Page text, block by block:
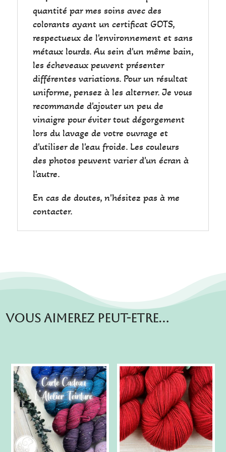
quantité par mes soins avec des
colorants ayant un certificat GOTS,
respectueux de l'environnement et sans
métaux lourds. Au sein d'un même bain,
les écheveaux peuvent présenter
différentes variations. Pour un résultat
uniforme, pensez à les alterner. Je vous
recommande d'ajouter un peu de
vinaigre pour éviter tout dégorgement
lors du lavage de votre ouvrage et
d'utiliser de l'eau froide. Les couleurs
des photos peuvent varier d'un écran à
l'autre.
En cas de doutes, n'hésitez pas à me
contacter.
Vous aimerez peut-etre…